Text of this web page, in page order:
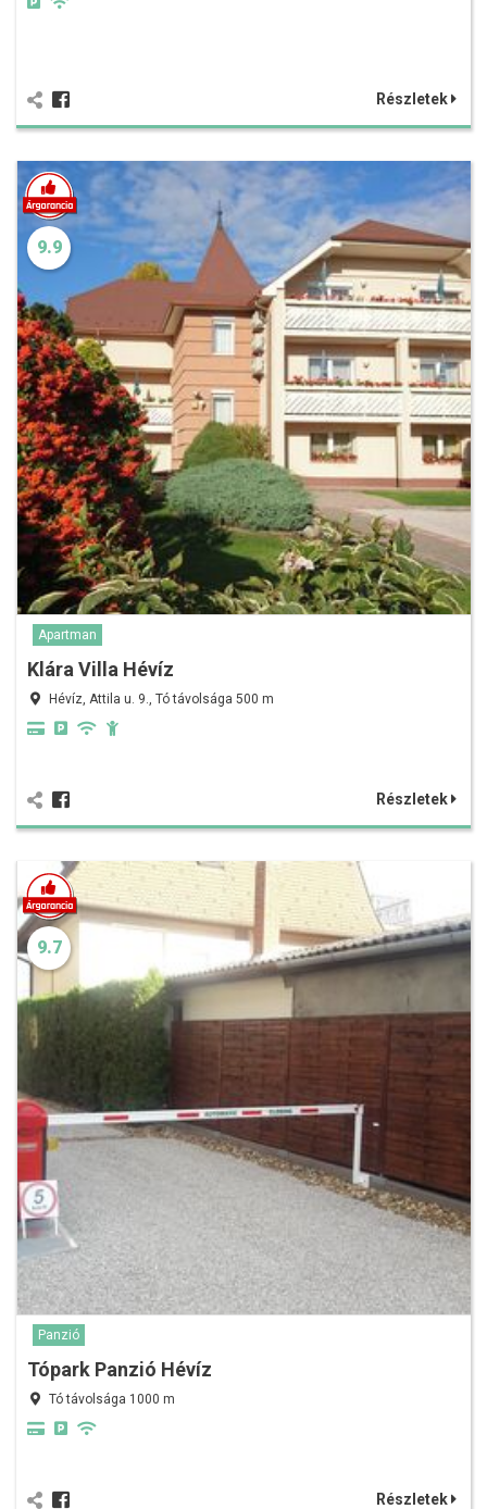
Részletek
9.9
Apartman
Klára Villa Hévíz
Hévíz, Attila u. 9., Tó távolsága 500 m
Részletek
9.7
Panzió
Tópark Panzió Hévíz
Tó távolsága 1000 m
Részletek